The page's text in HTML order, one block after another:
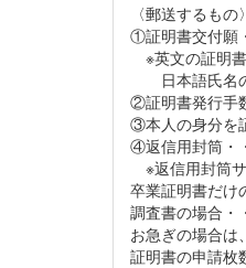
〈郵送するもの〉
①証明書交付願
※英文の証明
日本語氏名の
②証明書発行手
③本人の身分を
④返信用封筒・
※返信用封筒
卒業証明書だけ
調査書の場合・
お急ぎの場合は
証明書の申請枚